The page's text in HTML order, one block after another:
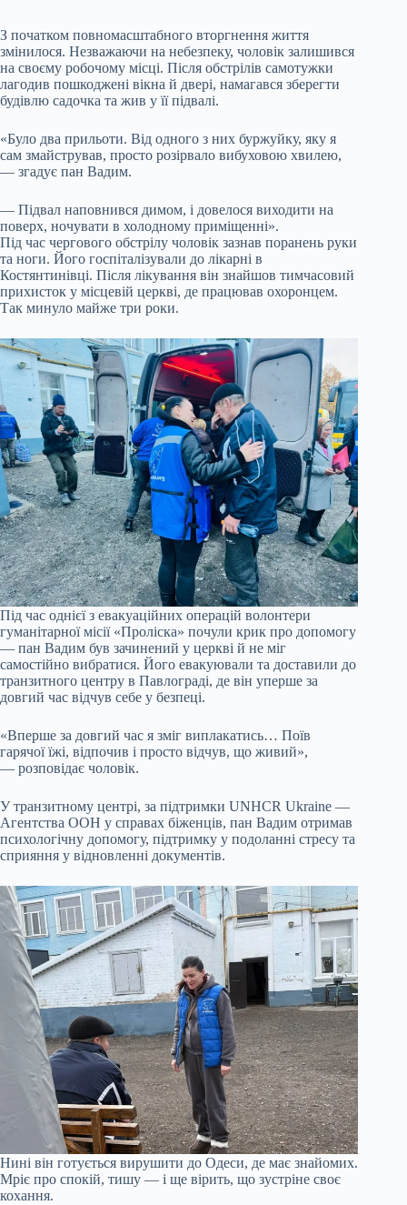
З початком повномасштабного вторгнення життя
змінилося. Незважаючи на небезпеку, чоловік залишився
на своєму робочому місці. Після обстрілів самотужки
лагодив пошкоджені вікна й двері, намагався зберегти
будівлю садочка та жив у її підвалі.
«Було два прильоти. Від одного з них буржуйку, яку я
сам змайстрував, просто розірвало вибуховою хвилею,
— згадує пан Вадим.
— Підвал наповнився димом, і довелося виходити на
поверх, ночувати в холодному приміщенні».
Під час чергового обстрілу чоловік зазнав поранень руки
та ноги. Його госпіталізували до лікарні в
Костянтинівці. Після лікування він знайшов тимчасовий
прихисток у місцевій церкві, де працював охоронцем.
Так минуло майже три роки.
Під час однієї з евакуаційних операцій волонтери
гуманітарної місії «Проліска» почули крик про допомогу
— пан Вадим був зачинений у церкві й не міг
самостійно вибратися. Його евакуювали та доставили до
транзитного центру в Павлограді, де він уперше за
довгий час відчув себе у безпеці.
«Вперше за довгий час я зміг виплакатись… Поїв
гарячої їжі, відпочив і просто відчув, що живий»,
— розповідає чоловік.
У транзитному центрі, за підтримки UNHCR Ukraine —
Агентства ООН у справах біженців, пан Вадим отримав
психологічну допомогу, підтримку у подоланні стресу та
сприяння у відновленні документів.
Нині він готується вирушити до Одеси, де має знайомих.
Мріє про спокій, тишу — і ще вірить, що зустріне своє
кохання.